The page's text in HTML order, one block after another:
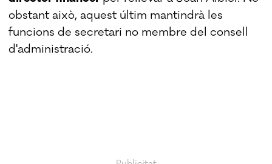
obstant això, aquest últim mantindrà les
funcions de secretari no membre del consell
d'administració.